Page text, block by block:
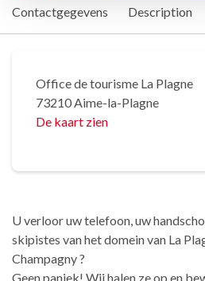
Contactgegevens Description
Office de tourisme La Plagne
73210 Aime-la-Plagne
De kaart zien
U verloor uw telefoon, uw
skipistes van het domein van La
Champagny ?
Geen paniek! Wij halen ze op en